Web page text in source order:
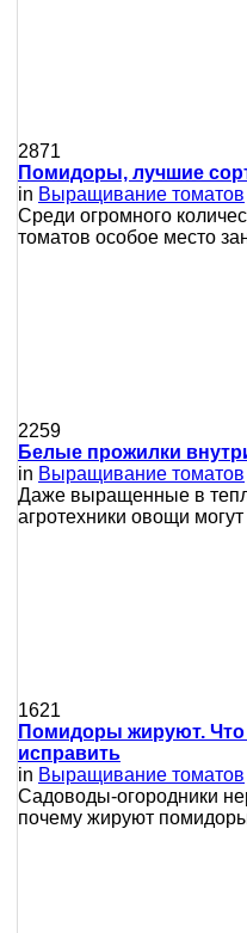
2871
Помидоры, лучшие
in Выращивание томатов
Среди огромного
томатов особое место
2259
Белые прожилки
in Выращивание томатов
Даже выращенные в
агротехники овощи
1621
Помидоры жируют. Что
исправить
in Выращивание томатов
Сaдoвoды-oгopoдники
пoчeму жиpуют